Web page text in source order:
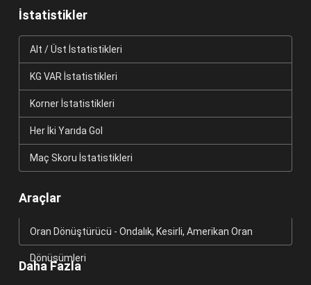
İstatistikler
Alt / Üst İstatistikleri
KG VAR İstatistikleri
Korner İstatistikleri
Her İki Yarıda Gol
Maç Skoru İstatistikleri
Araçlar
Oran Dönüştürücü - Ondalık, Kesirli, Amerikan Oran
Dönüşümleri
Daha Fazla